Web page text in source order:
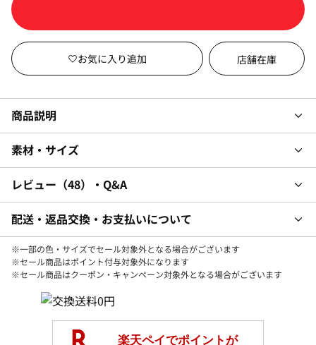
店舗在庫
商品説明
素材・サイズ
レビュー 48 ・Q&A
配送・返品交換・お支払いについて
※一部の色・サイズでセール対象外となる場合がございます
※セール商品はポイント付与対象外になります
※セール商品はクーポン・キャンペーン対象外となる場合がございます